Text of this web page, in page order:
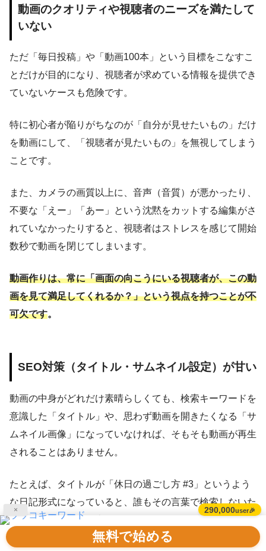
× 290,000user🎉
無料で始める
動画のクオリティや視聴者のニーズを満たして
いない
ただ「毎日投稿」や「動画100本」という目標をこなすこ
とだけが目的になり、視聴者が求めている情報を提供でき
ていないケースも危険です。
特に初心者が陥りがちなのが「自分が見せたいもの」だけ
を動画にして、「視聴者が見たいもの」を無視してしまう
ことです。
また、カメラの画質以上に、音声（音質）が悪かったり、
不要な「えー」「あー」という沈黙をカットする編集がさ
れていなかったりすると、視聴者はストレスを感じて開始
数秒で動画を閉じてしまいます。
動画作りは、常に「画面の向こうにいる視聴者が、この動
画を見て満足してくれるか？」という視点を持つことが不
可欠です。
SEO対策（タイトル・サムネイル設定）が甘い
動画の中身がどれだけ素晴らしくても、検索キーワードを
意識した「タイトル」や、思わず動画を開きたくなる「サ
ムネイル画像」になっていなければ、そもそも動画が再生
されることはありません。
たとえば、タイトルが「休日の過ごし方 #3」というよう
な日記形式になっていると、誰もその言葉で検索しないた
め、視聴者の画面に表示されません。